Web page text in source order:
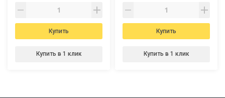
Купить
Купить в 1 клик
Купить
Купить в 1 клик